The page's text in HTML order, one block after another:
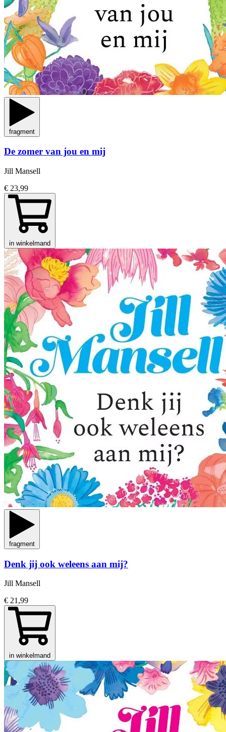
fragment
De zomer van jou en mij
Jill Mansell
€ 23,99
in winkelmand
fragment
Denk jij ook weleens aan mij?
Jill Mansell
€ 21,99
in winkelmand